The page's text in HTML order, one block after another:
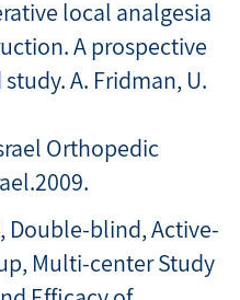
local analgesia
A prospective
A. Fridman, U.
Orthopedic
Double-blind, Active-
Multi-center Study